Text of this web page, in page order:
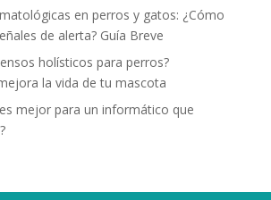
en perros y gatos: ¿Cómo
de alerta? Guía Breve
holísticos para perros?
la vida de tu mascota
mejor para un informático que